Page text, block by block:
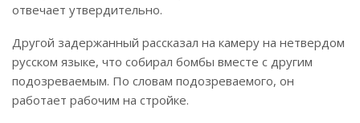
отвечает утвердительно.
Другой задержанный рассказал на камеру на нетвердом
русском языке, что собирал бомбы вместе с другим
подозреваемым. По словам подозреваемого, он
работает рабочим на стройке.